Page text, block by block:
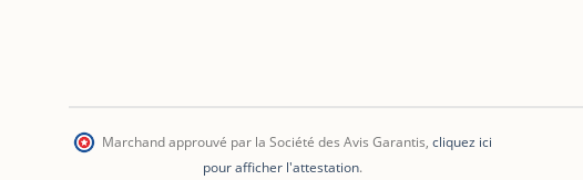
Marchand approuvé par la Société des Avis Garantis,cliquez ici
pour afficher l'attestation.